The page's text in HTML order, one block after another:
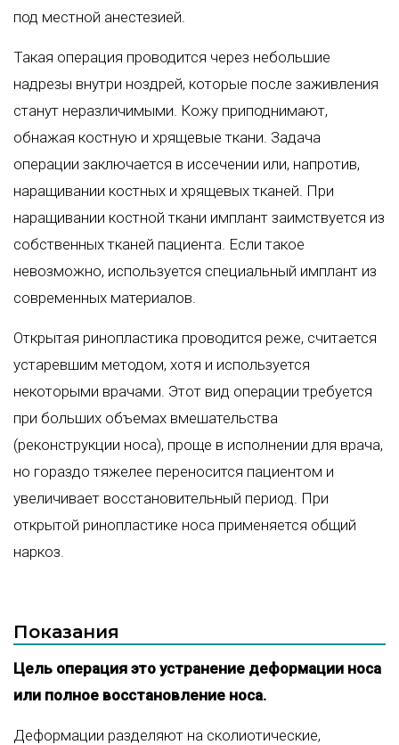
под местной анестезией.
Такая операция проводится через небольшие
надрезы внутри ноздрей, которые после заживления
станут неразличимыми. Кожу приподнимают,
обнажая костную и хрящевые ткани. Задача
операции заключается в иссечении или, напротив,
наращивании костных и хрящевых тканей. При
наращивании костной ткани имплант заимствуется из
собственных тканей пациента. Если такое
невозможно, используется специальный имплант из
современных материалов.
Открытая ринопластика проводится реже, считается
устаревшим методом, хотя и используется
некоторыми врачами. Этот вид операции требуется
при больших объемах вмешательства
(реконструкции носа), проще в исполнении для врача,
но гораздо тяжелее переносится пациентом и
увеличивает восстановительный период. При
открытой ринопластике носа применяется общий
наркоз.
Показания
Цель операция это устранение деформации носа
или полное восстановление носа.
Деформации разделяют на сколиотические,